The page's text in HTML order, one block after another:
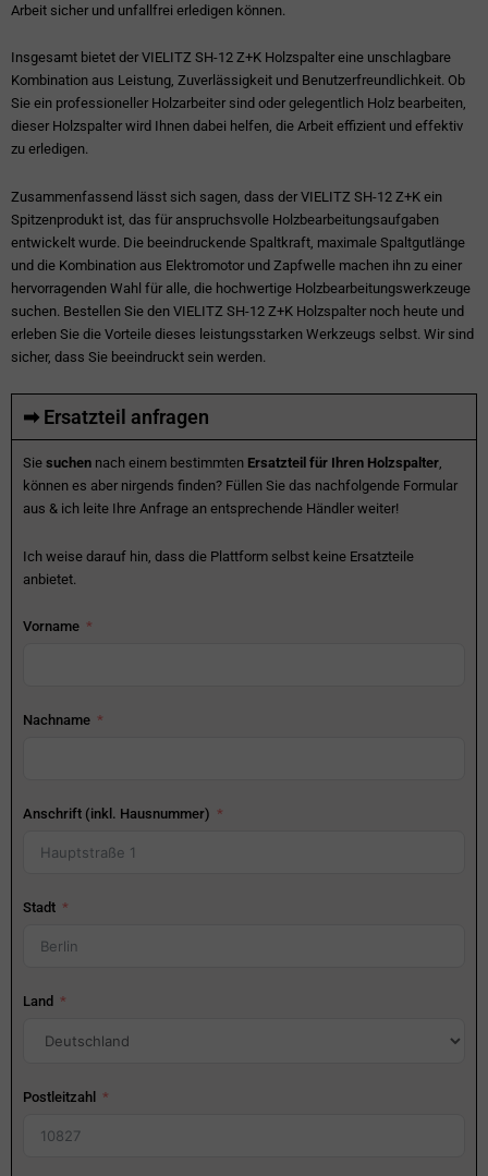
Arbeit sicher und unfallfrei erledigen können.
Insgesamt bietet der VIELITZ SH-12 Z+K Holzspalter eine unschlagbare
Kombination aus Leistung, Zuverlässigkeit und Benutzerfreundlichkeit. Ob
Sie ein professioneller Holzarbeiter sind oder gelegentlich Holz bearbeiten,
dieser Holzspalter wird Ihnen dabei helfen, die Arbeit effizient und effektiv
zu erledigen.
Zusammenfassend lässt sich sagen, dass der VIELITZ SH-12 Z+K ein
Spitzenprodukt ist, das für anspruchsvolle Holzbearbeitungsaufgaben
entwickelt wurde. Die beeindruckende Spaltkraft, maximale Spaltgutlänge
und die Kombination aus Elektromotor und Zapfwelle machen ihn zu einer
hervorragenden Wahl für alle, die hochwertige Holzbearbeitungswerkzeuge
suchen. Bestellen Sie den VIELITZ SH-12 Z+K Holzspalter noch heute und
erleben Sie die Vorteile dieses leistungsstarken Werkzeugs selbst. Wir sind
sicher, dass Sie beeindruckt sein werden.
➡ Ersatzteil anfragen
Sie suchen nach einem bestimmten Ersatzteil für Ihren Holzspalter
können es aber nirgends finden? Füllen Sie das nachfolgende Formular
aus & ich leite Ihre Anfrage an entsprechende Händler weiter!
Ich weise darauf hin, dass die Plattform selbst keine Ersatzteile
anbietet.
Vorname
Nachname
Anschrift (inkl. Hausnummer)
Stadt
Land
Postleitzahl